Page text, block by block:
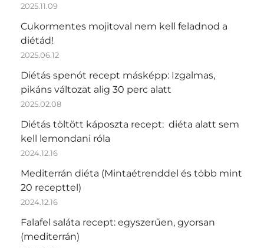
2025.11.09
Cukormentes mojitoval nem kell feladnod a
diétád!
2025.06.12
Diétás spenót recept másképp: Izgalmas,
pikáns változat alig 30 perc alatt
2025.02.08
Diétás töltött káposzta recept: diéta alatt sem
kell lemondani róla
2024.12.16
Mediterrán diéta (Mintaétrenddel és több mint
20 recepttel)
2024.12.16
Falafel saláta recept: egyszerűen, gyorsan
(mediterrán)